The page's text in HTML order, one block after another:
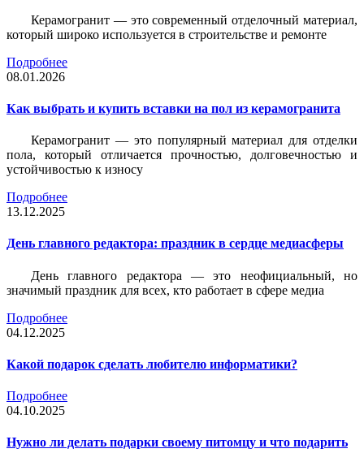
Керамогранит — это современный отделочный материал,
который широко используется в строительстве и ремонте
Подробнее
08.01.2026
Как выбрать и купить вставки на пол из керамогранита
Керамогранит — это популярный материал для отделки
пола, который отличается прочностью, долговечностью и
устойчивостью к износу
Подробнее
13.12.2025
День главного редактора: праздник в сердце медиасферы
День главного редактора — это неофициальный, но
значимый праздник для всех, кто работает в сфере медиа
Подробнее
04.12.2025
Какой подарок сделать любителю информатики?
Подробнее
04.10.2025
Нужно ли делать подарки своему питомцу и что подарить